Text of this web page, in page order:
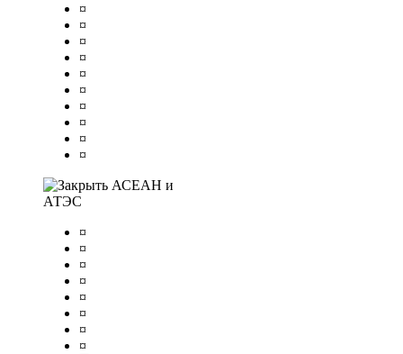
¤
¤
¤
¤
¤
¤
¤
¤
¤
¤
АСЕАН и
АТЭС
¤
¤
¤
¤
¤
¤
¤
¤